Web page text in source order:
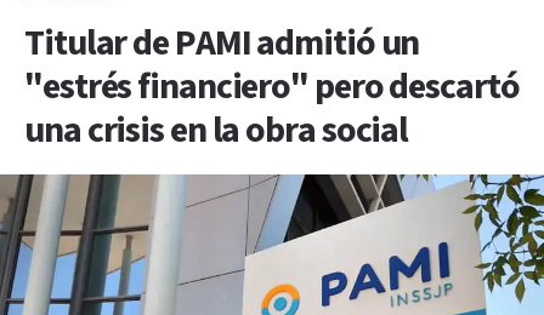
Titular de PAMI admitió un
"estrés financiero" pero descartó
una crisis en la obra social